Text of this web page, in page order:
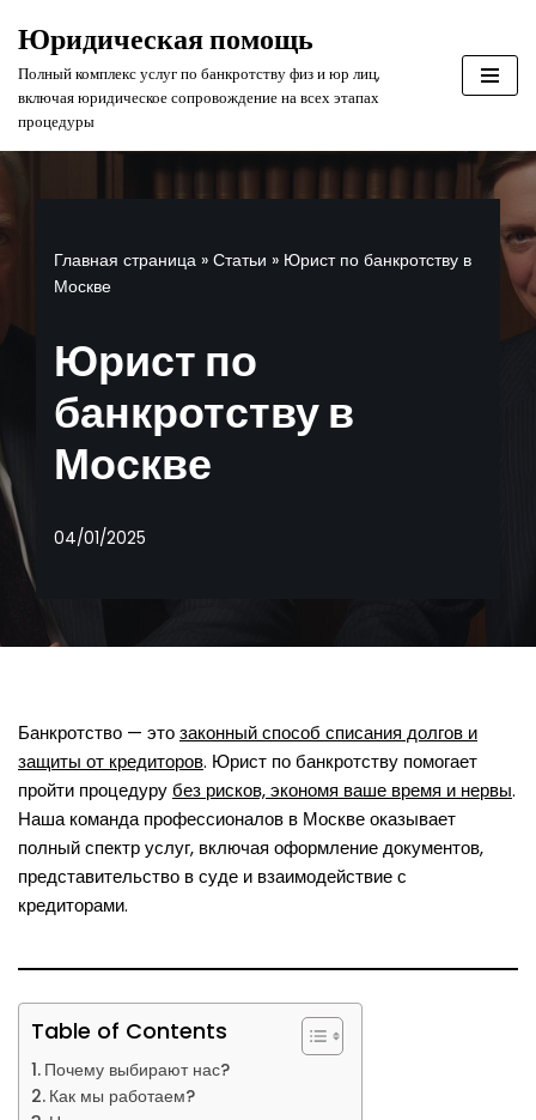
Перейти
к
содержимому
Юридическая помощь
Полный комплекс услуг по банкротству физ и юр лиц,
включая юридическое сопровождение на всех этапах
процедуры
Главная страница » Статьи » Юрист по банкротству в
Москве
Юрист по
банкротству в
Москве
04/01/2025
Банкротство — этозаконный способ списания долгов и
защиты от кредиторов. Юрист по банкротству помогает
пройти процедурубез рисков, экономя ваше время и нервы.
Наша команда профессионалов в Москве оказывает
полный спектр услуг, включая оформление документов,
представительство в суде и взаимодействие с
кредиторами.
Table of Contents
Почему выбирают нас?
Как мы работаем?